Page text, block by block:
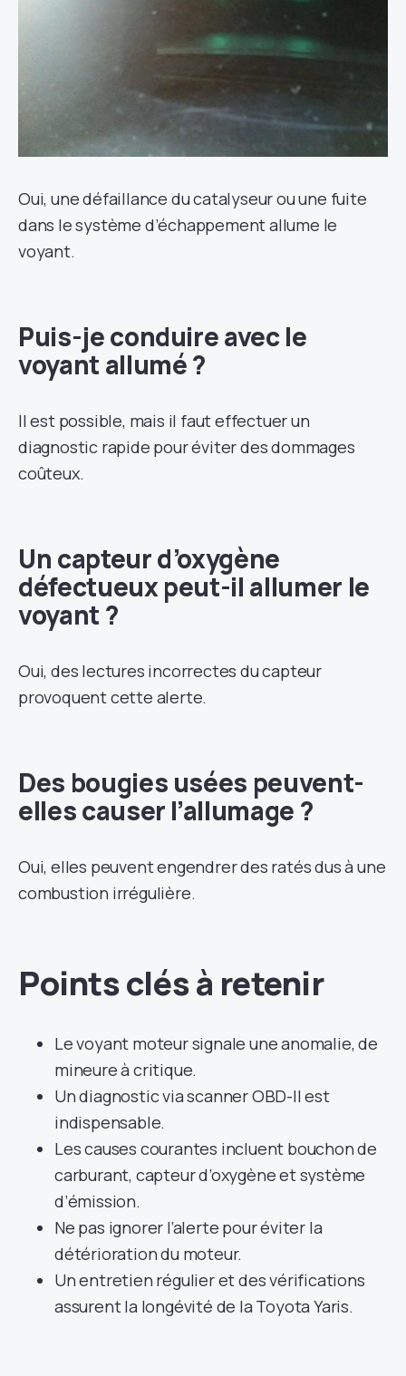
Oui, une défaillance du catalyseur ou une fuite
dans le système d’échappement allume le
voyant.
Puis-je conduire avec le
voyant allumé ?
Il est possible, mais il faut effectuer un
diagnostic rapide pour éviter des dommages
coûteux.
Un capteur d’oxygène
défectueux peut-il allumer le
voyant ?
Oui, des lectures incorrectes du capteur
provoquent cette alerte.
Des bougies usées peuvent-
elles causer l’allumage ?
Oui, elles peuvent engendrer des ratés dus à une
combustion irrégulière.
Points clés à retenir
Le voyant moteur signale une anomalie, de
mineure à critique.
Un diagnostic via scanner OBD-II est
indispensable.
Les causes courantes incluent bouchon de
carburant, capteur d’oxygène et système
d’émission.
Ne pas ignorer l’alerte pour éviter la
détérioration du moteur.
Un entretien régulier et des vérifications
assurent la longévité de la Toyota Yaris.